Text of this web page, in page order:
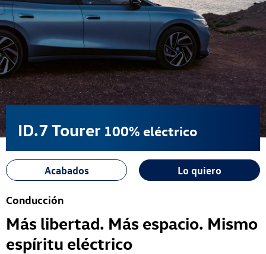
ID.7 Tourer 100% eléctrico
Acabados Lo quiero
Conducción
Más libertad. Más espacio. Mismo
espíritu eléctrico